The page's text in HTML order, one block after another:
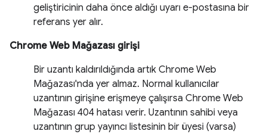
geliştiricinin daha önce aldığı uyarı e-postasına bir
referans yer alır.
Chrome Web Mağazası girişi
Bir uzantı kaldırıldığında artık Chrome Web
Mağazası'nda yer almaz. Normal kullanıcılar
uzantının girişine erişmeye çalışırsa Chrome Web
Mağazası 404 hatası verir. Uzantının sahibi veya
uzantının grup yayıncı listesinin bir üyesi (varsa)